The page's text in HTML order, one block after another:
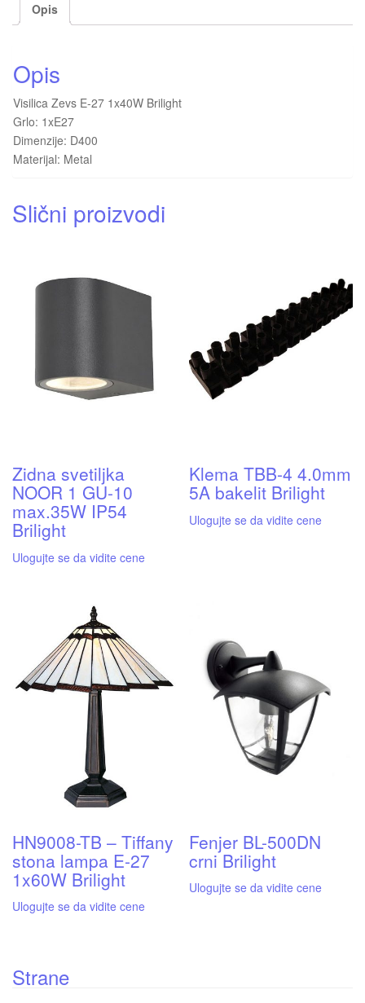
Opis
Opis
Visilica Zevs E-27 1x40W Brilight
Grlo: 1xE27
Dimenzije: D400
Materijal: Metal
Slični proizvodi
Zidna svetiljka
NOOR 1 GU-10
max.35W IP54
Brilight
Ulogujte se da vidite cene
Klema TBB-4 4.0mm
5A bakelit Brilight
Ulogujte se da vidite cene
HN9008-TB – Tiffany
stona lampa E-27
1x60W Brilight
Ulogujte se da vidite cene
Fenjer BL-500DN
crni Brilight
Ulogujte se da vidite cene
Strane